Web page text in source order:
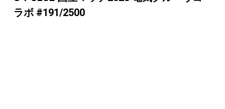
ラボ #191/2500